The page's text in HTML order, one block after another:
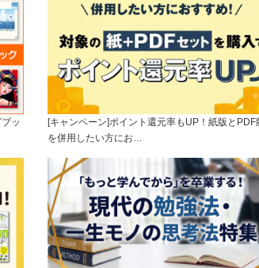
ッ
[キャンペーン]ポイント還元率もUP！紙版とPDF
を併用したい方にお…